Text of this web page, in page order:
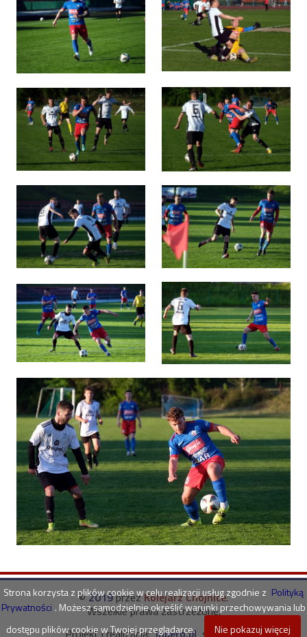
©2019przezKolejarz Chojnice.
Wszelkie prawa zastrzeżone.
Projekt i realizacja:Inpero.pl sp. z o.o.
Strona korzysta z plików cookie w celu realizacji usług zgodnie z Polityką
Prywatności . Możesz samodzielnie określić warunki przechowywania lub
dostępu plików cookie w Twojej przeglądarce.
Nie pokazuj więcej